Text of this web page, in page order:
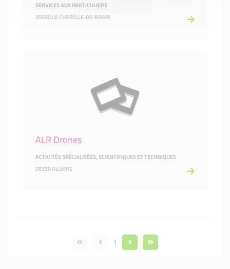
SERVICES AUX PARTICULIERS
35660 LA CHAPELLE-DE-BRAIN
ALR Drones
ACTIVITÉS SPÉCIALISÉES, SCIENTIFIQUES ET TECHNIQUES
56350 ALLAIRE
1